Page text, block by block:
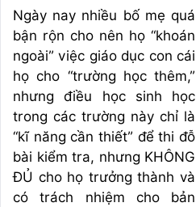
Ngày nay nhiều bố mẹ quá
bận rộn cho nên họ “khoán
ngoài” việc giáo dục con cái
họ cho “trường học thêm,”
nhưng điều học sinh học
trong các trường này chỉ là
“kĩ năng cần thiết” để thi đỗ
bài kiểm tra, nhưng KHÔNG
ĐỦ cho họ trưởng thành và
có trách nhiệm cho bản